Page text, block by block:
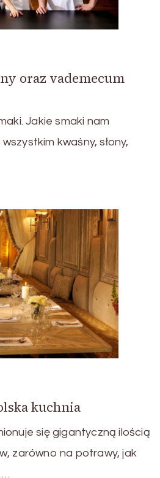
oraz vademecum
Jakie smaki nam
kwaśny, słony,
kuchnia
się gigantyczną ilością
zarówno na potrawy, jak
…